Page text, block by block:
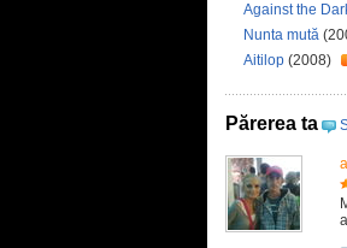
Against the
Nunta mută
Aitilop (2008)
Părerea ta